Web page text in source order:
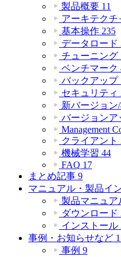
製品概要 11
アーキテクチ
基本操作 235
データロード
チューニング
ベンチマーク
バックアップ
セキュリティ
新バージョン
バージョンア
Management
クライアント
機械学習 44
FAQ 17
まとめ記事 9
マニュアル・製品イ
製品マニュア
ダウンロード
インストール
事例・お知らせなど
事例 9